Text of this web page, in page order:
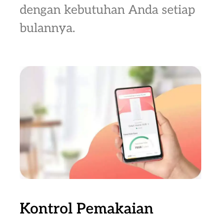
dengan kebutuhan Anda setiap
bulannya.
Kontrol Pemakaian